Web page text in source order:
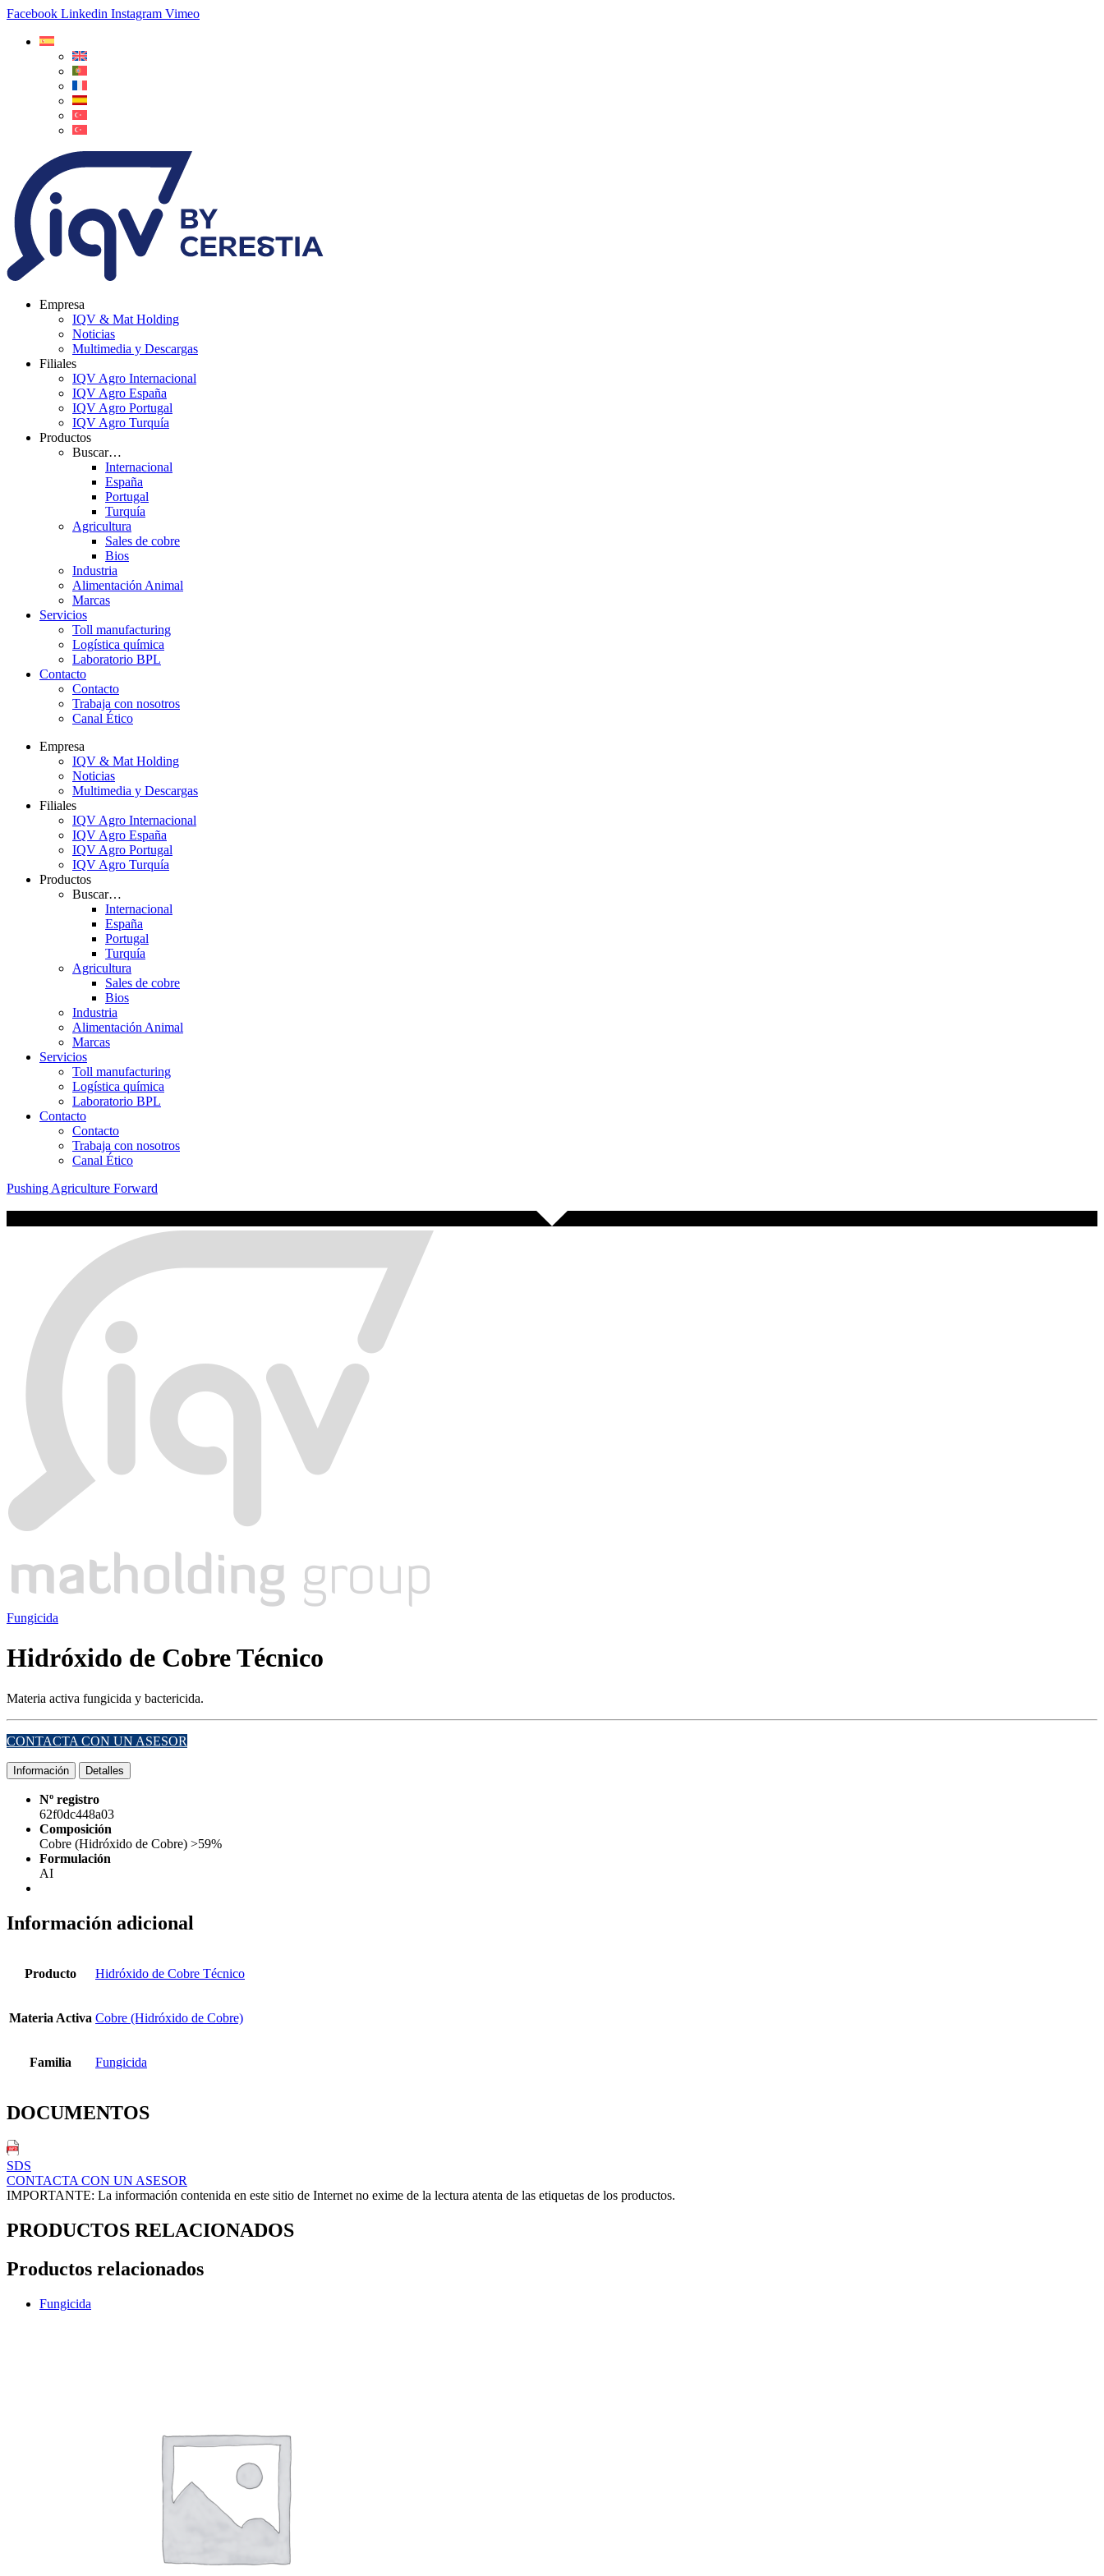
Facebook Linkedin Instagram Vimeo
Empresa
IQV & Mat Holding
Noticias
Multimedia y Descargas
Filiales
IQV Agro Internacional
IQV Agro España
IQV Agro Portugal
IQV Agro Turquía
Productos
Buscar…
Internacional
España
Portugal
Turquía
Agricultura
Sales de cobre
Bios
Industria
Alimentación Animal
Marcas
Servicios
Toll manufacturing
Logística química
Laboratorio BPL
Contacto
Contacto
Trabaja con nosotros
Canal Ético
Empresa
IQV & Mat Holding
Noticias
Multimedia y Descargas
Filiales
IQV Agro Internacional
IQV Agro España
IQV Agro Portugal
IQV Agro Turquía
Productos
Buscar…
Internacional
España
Portugal
Turquía
Agricultura
Sales de cobre
Bios
Industria
Alimentación Animal
Marcas
Servicios
Toll manufacturing
Logística química
Laboratorio BPL
Contacto
Contacto
Trabaja con nosotros
Canal Ético
Pushing Agriculture Forward
Fungicida
Hidróxido de Cobre Técnico
Materia activa fungicida y bactericida.
CONTACTA CON UN ASESOR
Información Detalles
Nº registro
62f0dc448a03
Composición
Cobre (Hidróxido de Cobre) >59%
Formulación
AI
Información adicional
Producto Hidróxido de Cobre Técnico
Materia Activa Cobre (Hidróxido de Cobre)
Familia Fungicida
DOCUMENTOS
SDS
CONTACTA CON UN ASESOR
IMPORTANTE: La información contenida en este sitio de Internet no exime de la lectura atenta de las etiquetas de los productos.
PRODUCTOS RELACIONADOS
Productos relacionados
Fungicida